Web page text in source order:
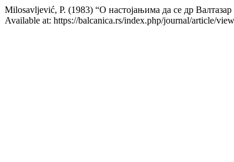
Milosavljević, P. (1983) “О настојањима да се др
Available at: https://balcanica.rs/index.php/journal/article/